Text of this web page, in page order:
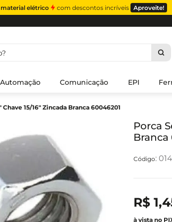
elétrico com descontos incríveis Aproveite!
Automação Comunicação EPI
15/16" Zincada Branca 60046201
Porca
Branca
:
R$ 1,